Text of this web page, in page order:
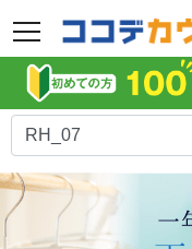
メニュー